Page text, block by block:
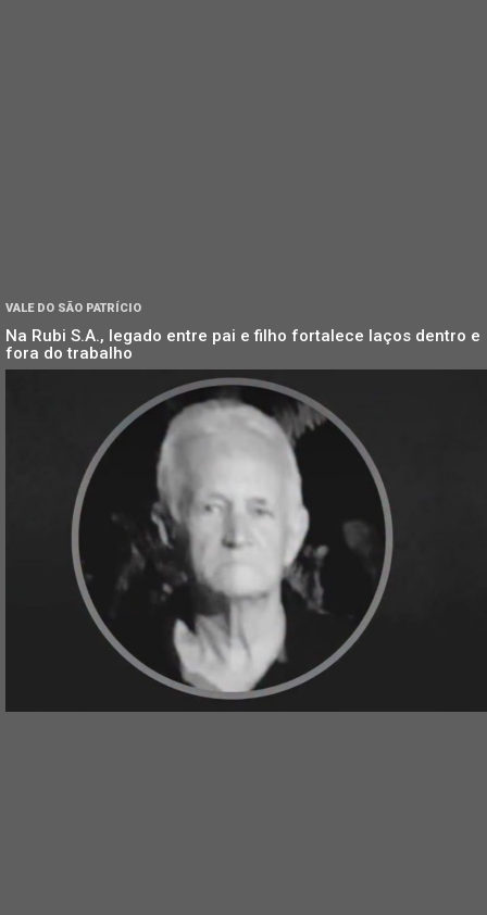
VALE DO SÃO PATRÍCIO
Na Rubi S.A., legado entre pai e filho fortalece laços dentro e
fora do trabalho